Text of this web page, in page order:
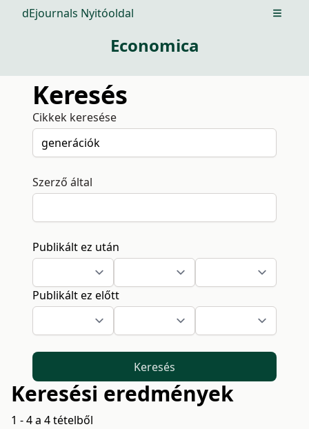
dEjournals Nyitóoldal Open
Economica
Keresés
Cikkek keresése
Szerző által
Publikált ez után
Publikált ez előtt
Keresés
Keresési eredmények
1 - 4 a 4 tételből